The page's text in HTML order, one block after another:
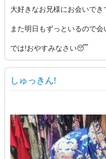
大好きなお兄様にお会いで
また明日もずっといるので
では!おやすみなさい😴
しゅっきん!